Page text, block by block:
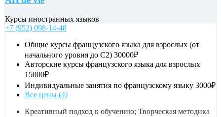
Курсы иностранных языков
+7 (952) 098-14-48
Общие курсы французского языка для взрослых (от
начального уровня до С2) 30000₽
Авторские курсы французского языка для взрослых
15000₽
Индивидуальные занятия по французскому языку 3000₽
Все цены (4)
Креативный подход к обучению; Творческая методика